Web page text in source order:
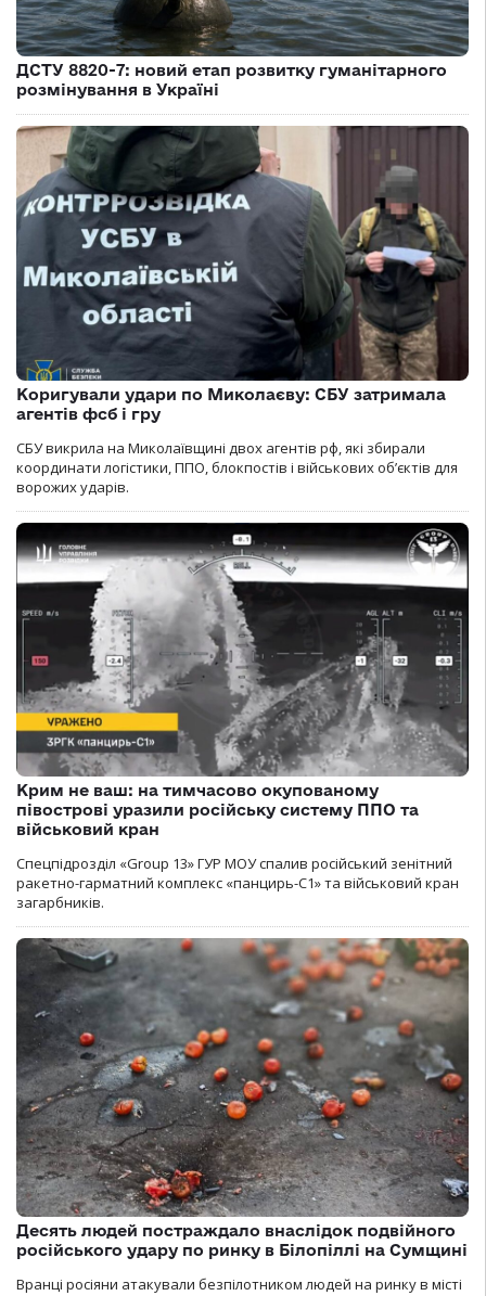
ДСТУ 8820-7: новий етап розвитку гуманітарного
розмінування в Україні
Коригували удари по Миколаєву: СБУ затримала
агентів фсб і гру
СБУ викрила на Миколаївщині двох агентів рф, які збирали
координати логістики, ППО, блокпостів і військових об’єктів для
ворожих ударів.
Крим не ваш: на тимчасово окупованому
півострові уразили російську систему ППО та
військовий кран
Спецпідрозділ «Group 13» ГУР МОУ спалив російський зенітний
ракетно-гарматний комплекс «панцирь-С1» та військовий кран
загарбників.
Десять людей постраждало внаслідок подвійного
російського удару по ринку в Білопіллі на Сумщині
Вранці росіяни атакували безпілотником людей на ринку в місті